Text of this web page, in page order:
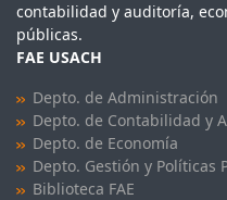
contabilidad y auditoría,
públicas.
FAE USACH
Depto. de Administración
Depto. de Contabilidad y
Depto. de Economía
Depto. Gestión y Políticas
Biblioteca FAE